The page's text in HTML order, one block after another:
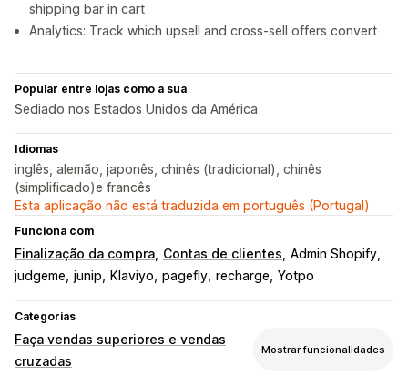
shipping bar in cart
Analytics: Track which upsell and cross-sell offers convert
Popular entre lojas como a sua
Sediado nos Estados Unidos da América
Idiomas
inglês, alemão, japonês, chinês (tradicional), chinês
(simplificado)e francês
Esta aplicação não está traduzida em português (Portugal)
Funciona com
Finalização da compra Contas de clientes Admin Shopify
judgeme junip Klaviyo pagefly recharge Yotpo
Categorias
Faça vendas superiores e vendas
cruzadas
Mostrar funcionalidades